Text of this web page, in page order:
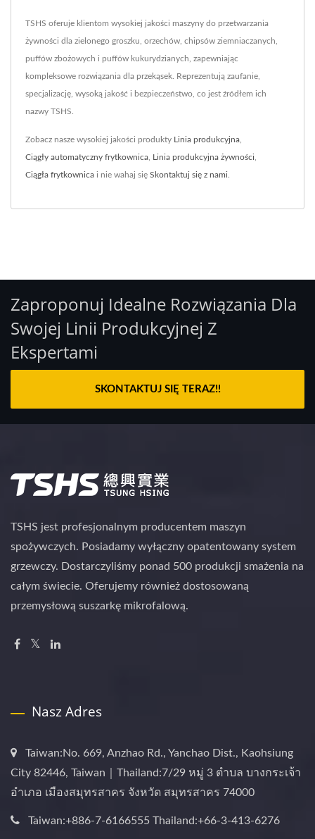
TSHS oferuje klientom wysokiej jakości maszyny do przetwarzania
żywności dla zielonego groszku, orzechów, chipsów ziemniaczanych,
puffów zbożowych i puffów kukurydzianych, zapewniając
kompleksowe rozwiązania dla przekąsek. Reprezentują zaufanie,
specjalizację, wysoką jakość i bezpieczeństwo, co jest źródłem ich
nazwy TSHS.
Zobacz nasze wysokiej jakości produkty Linia produkcyjna
Ciągły automatyczny frytkownica Linia produkcyjna żywności
Ciągła frytkownica i nie wahaj się Skontaktuj się z nami
Zaproponuj Idealne Rozwiązania Dla
Swojej Linii Produkcyjnej Z
Ekspertami
SKONTAKTUJ SIĘ TERAZ!!
TSHS jest profesjonalnym producentem maszyn
spożywczych. Posiadamy wyłączny opatentowany system
grzewczy. Dostarczyliśmy ponad 500 produkcji smażenia na
całym świecie. Oferujemy również dostosowaną
przemysłową suszarkę mikrofalową.
Nasz Adres
Taiwan:No. 669, Anzhao Rd., Yanchao Dist., Kaohsiung
City 82446, Taiwan｜Thailand:7/29 หมู่ 3 ตำบล บางกระเจ้า
อำเภอ เมืองสมุทรสาคร จังหวัด สมุทรสาคร 74000
Taiwan:+886-7-6166555 Thailand:+66-3-413-6276